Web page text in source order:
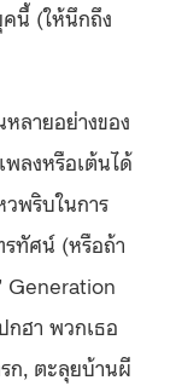
คนี้ (ให้นึกถึง
ลายอย่างของ
พลงหรือเต้นได้
วพริบในการ
รทัศน์ (หรือถ้า
Generation
กฮา พวกเธอ
ก, ตะลุยบ้านผี